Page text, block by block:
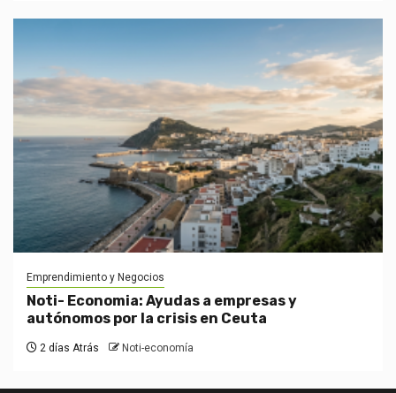
Emprendimiento y Negocios
Noti- Economia: Ayudas a empresas y
autónomos por la crisis en Ceuta
2 días Atrás Noti-economía